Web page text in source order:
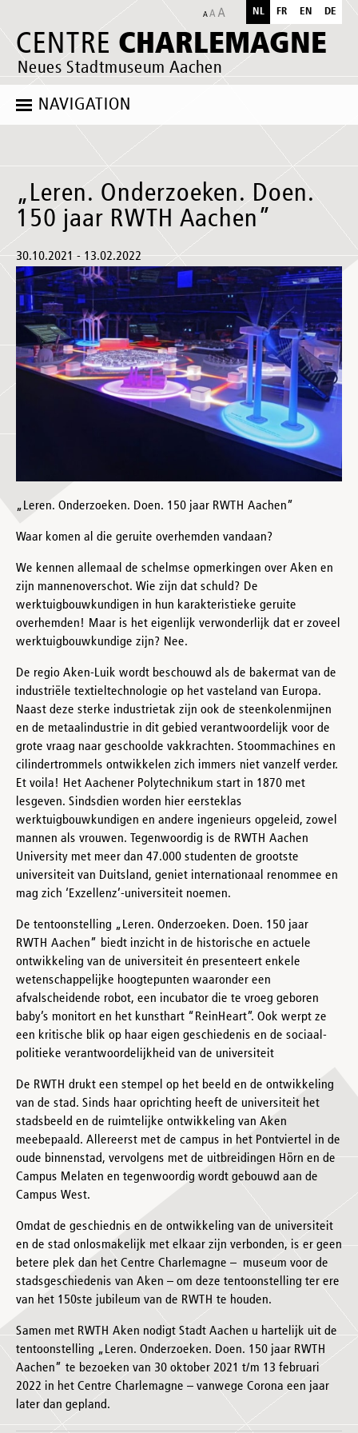
CENTRE CHARLEMAGNE
Neues Stadtmuseum Aachen
NL FR EN DE
NAVIGATION
„Leren. Onderzoeken. Doen.
150 jaar RWTH Aachen”
30.10.2021 - 13.02.2022
„Leren. Onderzoeken. Doen. 150 jaar RWTH Aachen”
Waar komen al die geruite overhemden vandaan?
We kennen allemaal de schelmse opmerkingen over Aken en
zijn mannenoverschot. Wie zijn dat schuld? De
werktuigbouwkundigen in hun karakteristieke geruite
overhemden! Maar is het eigenlijk verwonderlijk dat er zoveel
werktuigbouwkundige zijn? Nee.
De regio Aken-Luik wordt beschouwd als de bakermat van de
industriële textieltechnologie op het vasteland van Europa.
Naast deze sterke industrietak zijn ook de steenkolenmijnen
en de metaalindustrie in dit gebied verantwoordelijk voor de
grote vraag naar geschoolde vakkrachten. Stoommachines en
cilindertrommels ontwikkelen zich immers niet vanzelf verder.
Et voila! Het Aachener Polytechnikum start in 1870 met
lesgeven. Sindsdien worden hier eersteklas
werktuigbouwkundigen en andere ingenieurs opgeleid, zowel
mannen als vrouwen. Tegenwoordig is de RWTH Aachen
University met meer dan 47.000 studenten de grootste
universiteit van Duitsland, geniet internationaal renommee en
mag zich ‘Exzellenz’-universiteit noemen.
De tentoonstelling „Leren. Onderzoeken. Doen. 150 jaar
RWTH Aachen” biedt inzicht in de historische en actuele
ontwikkeling van de universiteit én presenteert enkele
wetenschappelijke hoogtepunten waaronder een
afvalscheidende robot, een incubator die te vroeg geboren
baby’s monitort en het kunsthart “ReinHeart”. Ook werpt ze
een kritische blik op haar eigen geschiedenis en de sociaal-
politieke verantwoordelijkheid van de universiteit
De RWTH drukt een stempel op het beeld en de ontwikkeling
van de stad. Sinds haar oprichting heeft de universiteit het
stadsbeeld en de ruimtelijke ontwikkeling van Aken
meebepaald. Allereerst met de campus in het Pontviertel in de
oude binnenstad, vervolgens met de uitbreidingen Hörn en de
Campus Melaten en tegenwoordig wordt gebouwd aan de
Campus West.
Omdat de geschiednis en de ontwikkeling van de universiteit
en de stad onlosmakelijk met elkaar zijn verbonden, is er geen
betere plek dan het Centre Charlemagne – museum voor de
stadsgeschiedenis van Aken – om deze tentoonstelling ter ere
van het 150ste jubileum van de RWTH te houden.
Samen met RWTH Aken nodigt Stadt Aachen u hartelijk uit de
tentoonstelling „Leren. Onderzoeken. Doen. 150 jaar RWTH
Aachen” te bezoeken van 30 oktober 2021 t/m 13 februari
2022 in het Centre Charlemagne – vanwege Corona een jaar
later dan gepland.